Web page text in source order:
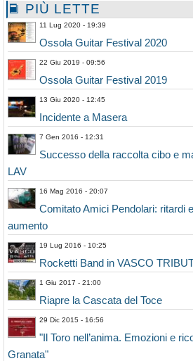
PIÙ LETTE
11 Lug 2020 - 19:39
Ossola Guitar Festival 2020
22 Giu 2019 - 09:56
Ossola Guitar Festival 2019
13 Giu 2020 - 12:45
Incidente a Masera
7 Gen 2016 - 12:31
Successo della raccolta cibo e
LAV
16 Mag 2016 - 20:07
Comitato Amici Pendolari: ritardi
aumento
19 Lug 2016 - 10:25
Rocketti Band in VASCO
1 Giu 2017 - 21:00
Riapre la Cascata del Toce
29 Dic 2015 - 16:56
"Il Toro nell’anima. Emozioni e
Granata"